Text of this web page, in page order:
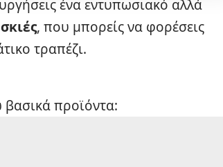
ένα εντυπωσιακό αλλά
, που μπορείς να φορέσεις
τραπέζι.
βασικά προϊόντα: